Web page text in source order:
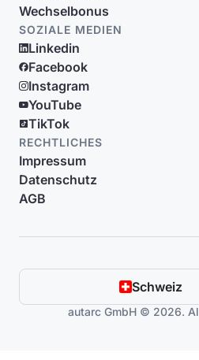
Wechselbonus
SOZIALE MEDIEN
Linkedin
Facebook
Instagram
YouTube
TikTok
RECHTLICHES
Impressum
Datenschutz
AGB
Schweiz
autarc GmbH © 2026.